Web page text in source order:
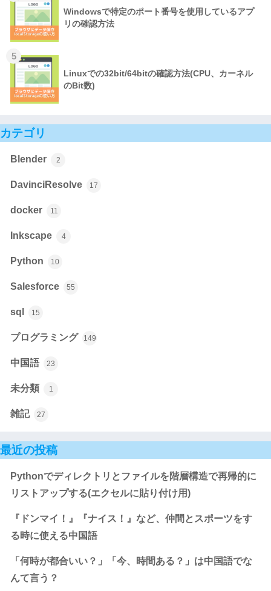
Windowsで特定のポート番号を使用しているアプ
リの確認方法
5
Linuxでの32bit/64bitの確認方法(CPU、カーネル
のBit数)
カテゴリ
Blender 2
DavinciResolve 17
docker 11
Inkscape 4
Python 10
Salesforce 55
sql 15
プログラミング 149
中国語 23
未分類 1
雑記 27
最近の投稿
Pythonでディレクトリとファイルを階層構造で再帰的に
リストアップする(エクセルに貼り付け用)
『ドンマイ！』『ナイス！』など、仲間とスポーツをす
る時に使える中国語
「何時が都合いい？」「今、時間ある？」は中国語でな
んて言う？